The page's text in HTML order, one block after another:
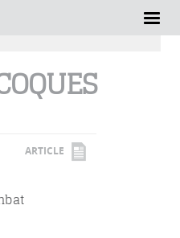
ARTICLE